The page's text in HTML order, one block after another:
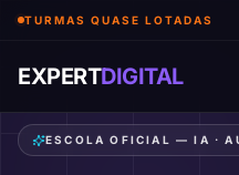
TURMAS QUASE LOTADAS
EXPERTDIGITAL
ESCOLA OFICIAL — IA ·